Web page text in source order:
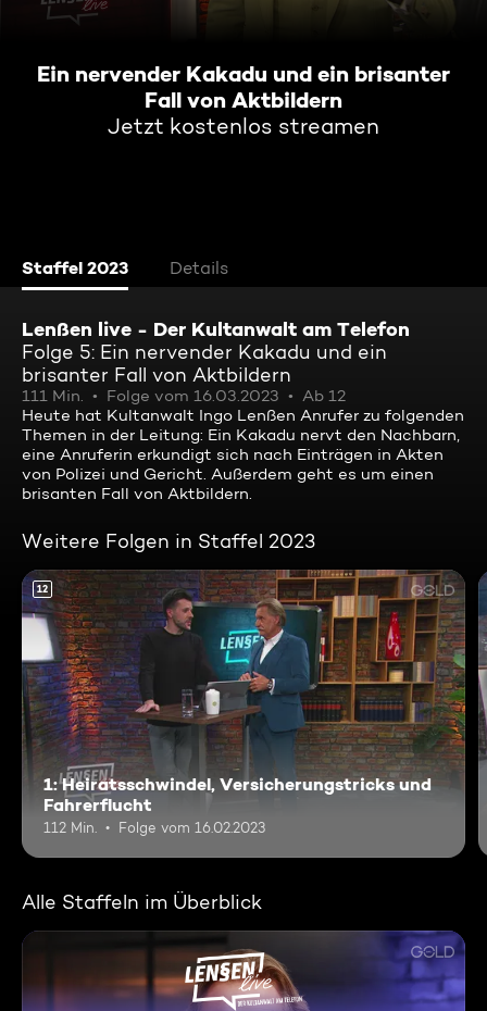
Ein nervender Kakadu und ein brisanter
Fall von Aktbildern
Jetzt kostenlos streamen
Staffel 2023 Details
Lenßen live - Der Kultanwalt am Telefon
Folge 5: Ein nervender Kakadu und ein
brisanter Fall von Aktbildern
111 Min. Folge vom 16.03.2023
Ab 12
Heute hat Kultanwalt Ingo Lenßen Anrufer zu folgenden
Themen in der Leitung: Ein Kakadu nervt den Nachbarn,
eine Anruferin erkundigt sich nach Einträgen in Akten
von Polizei und Gericht. Außerdem geht es um einen
brisanten Fall von Aktbildern.
Weitere Folgen in Staffel 2023
12
1: Heiratsschwindel, Versicherungstricks und
Fahrerflucht
112 Min. Folge vom 16.02.2023
Alle Staffeln im Überblick